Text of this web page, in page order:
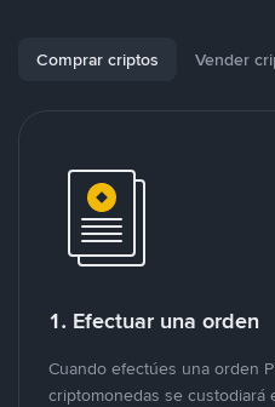
Comprar criptos Vender
1. Efectuar una orden
Cuando efectúes una orden
criptomonedas se custodiará